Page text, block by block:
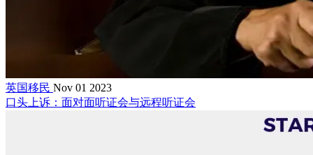
英国移民 Nov 01 2023
口头上诉：面对面听证会与远程听证会